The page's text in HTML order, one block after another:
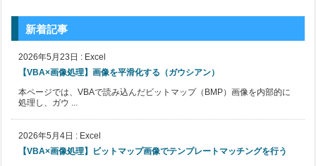
新着記事
2026年5月23日 : Excel
【VBA×画像処理】画像を平滑化する（ガウシアン）
本ページでは、VBAで読み込んだビットマップ（BMP）画像を内部的に
処理し、ガウ ...
2026年5月4日 : Excel
【VBA×画像処理】ビットマップ画像でテンプレートマッチングを行う